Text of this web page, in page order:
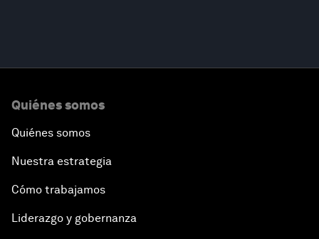
Quiénes somos
Quiénes somos
Nuestra estrategia
Cómo trabajamos
Liderazgo y gobernanza